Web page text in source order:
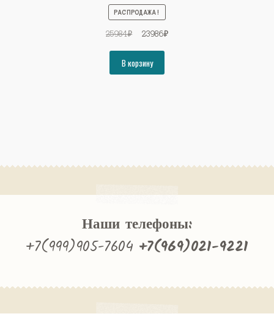
РАСПРОДАЖА!
25984₽
Первоначальная
составляла
25984₽.
23986₽Текущая
В корзину
Наши телефоны:
+7(999)905-7604 +7(969)021-9221